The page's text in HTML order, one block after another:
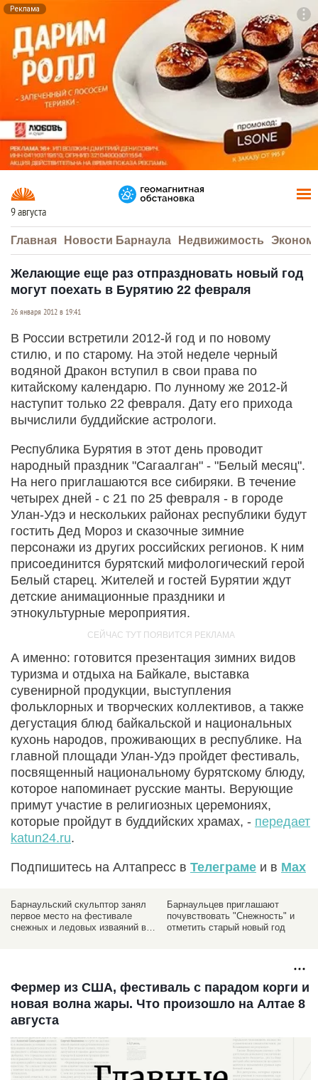
Реклама
9 августа
Главная Новости Барнаула Недвижимость
Желающие еще раз отпраздновать новый год
могут поехать в Бурятию 22 февраля
26 января 2012 в 19:41
В России встретили 2012-й год и по новому
стилю, и по старому. На этой неделе черный
водяной Дракон вступил в свои права по
китайскому календарю. По лунному же 2012-й
наступит только 22 февраля. Дату его прихода
вычислили буддийские астрологи.
Республика Бурятия в этот день проводит
народный праздник "Сагаалган" - "Белый месяц".
На него приглашаются все сибиряки. В течение
четырех дней - с 21 по 25 февраля - в городе
Улан-Удэ и нескольких районах республики будут
гостить Дед Мороз и сказочные зимние
персонажи из других российских регионов. К ним
присоединится бурятский мифологический герой
Белый старец. Жителей и гостей Бурятии ждут
детские анимационные праздники и
этнокультурные мероприятия.
А именно: готовится презентация зимних видов
туризма и отдыха на Байкале, выставка
сувенирной продукции, выступления
фольклорных и творческих коллективов, а также
дегустация блюд байкальской и национальных
кухонь народов, проживающих в республике. На
главной площади Улан-Удэ пройдет фестиваль,
посвященный национальному бурятскому блюду,
которое напоминает русские манты. Верующие
примут участие в религиозных церемониях,
которые пройдут в буддийских храмах, - передает
katun24.ru.
Подпишитесь на Алтапресс в Телеграме и в Max
Барнаульский скульптор занял
первое место на фестивале
снежных и ледовых изваяний в
Барнаульцев приглашают
почувствовать "Снежность" и
отметить старый новый год
Фермер из США, фестиваль с парадом корги и
новая волна жары. Что произошло на Алтае 8
августа